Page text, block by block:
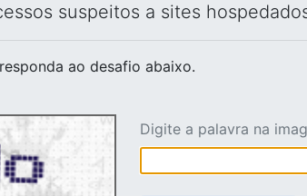
suspeitos a sites
ao desafio abaixo.
Digite a palavra na